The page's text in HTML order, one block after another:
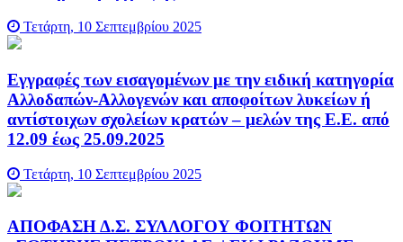
Τετάρτη, 10 Σεπτεμβρίου 2025
Εγγραφές των εισαγομένων με την ειδική κατηγορία
Αλλοδαπών-Αλλογενών και αποφοίτων λυκείων ή
αντίστοιχων σχολείων κρατών – μελών της Ε.Ε. από
12.09 έως 25.09.2025
Τετάρτη, 10 Σεπτεμβρίου 2025
ΑΠΟΦΑΣΗ Δ.Σ. ΣΥΛΛΟΓΟΥ ΦΟΙΤΗΤΩΝ